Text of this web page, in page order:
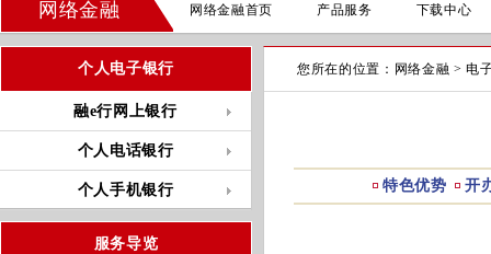
网络金融 网络金融首页 产品服务 下载中心
个人电子银行
融e行网上银行
个人电话银行
个人手机银行
服务导览
您所在的位置： 网络金融 >电
特色优势 开